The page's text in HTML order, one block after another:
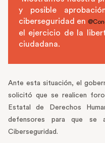
y posible
ciberseguridad en
el ejercicio de la
ciudadana.
Ante esta situación, el
solicitó que se realicen
Estatal de Derechos
defensores para que se
Ciberseguridad.